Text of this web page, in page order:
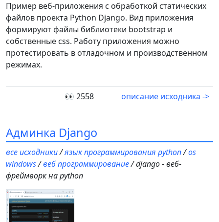
Пример веб-приложения с обработкой статических
файлов проекта Python Django. Вид приложения
формируют файлы библиотеки bootstrap и
собственные css. Работу приложения можно
протестировать в отладочном и производственном
режимах.
👀 2558 описание исходника ->
Админка Django
все исходники/язык программирования python/os
windows/веб программирование/ django - веб-
фреймворк на python